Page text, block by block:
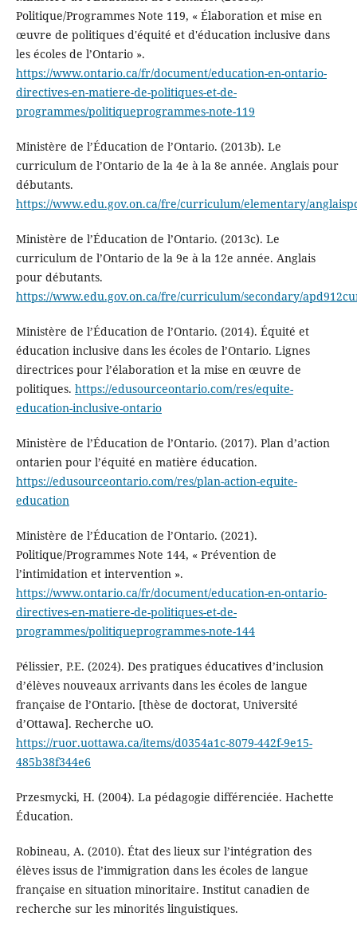
Politique/Programmes Note 119, « Élaboration et mise en
œuvre de politiques d'équité et d'éducation inclusive dans
les écoles de l’Ontario ».
https://www.ontario.ca/fr/document/education-en-ontario-
directives-en-matiere-de-politiques-et-de-
programmes/politiqueprogrammes-note-119
Ministère de l’Éducation de l’Ontario. (2013b). Le
curriculum de l’Ontario de la 4e à la 8e année. Anglais pour
débutants.
https://www.edu.gov.on.ca/fre/curriculum/elementary/
Ministère de l’Éducation de l’Ontario. (2013c). Le
curriculum de l’Ontario de la 9e à la 12e année. Anglais
pour débutants.
https://www.edu.gov.on.ca/fre/curriculum/secondary/
Ministère de l’Éducation de l’Ontario. (2014). Équité et
éducation inclusive dans les écoles de l’Ontario. Lignes
directrices pour l’élaboration et la mise en œuvre de
politiques. https://edusourceontario.com/res/equite-
education-inclusive-ontario
Ministère de l’Éducation de l’Ontario. (2017). Plan d’action
ontarien pour l’équité en matière éducation.
https://edusourceontario.com/res/plan-action-equite-
education
Ministère de l’Éducation de l’Ontario. (2021).
Politique/Programmes Note 144, « Prévention de
l’intimidation et intervention ».
https://www.ontario.ca/fr/document/education-en-ontario-
directives-en-matiere-de-politiques-et-de-
programmes/politiqueprogrammes-note-144
Pélissier, P.E. (2024). Des pratiques éducatives d’inclusion
d’élèves nouveaux arrivants dans les écoles de langue
française de l’Ontario. [thèse de doctorat, Université
d’Ottawa]. Recherche uO.
https://ruor.uottawa.ca/items/d0354a1c-8079-442f-9e15-
485b38f344e6
Przesmycki, H. (2004). La pédagogie différenciée. Hachette
Éducation.
Robineau, A. (2010). État des lieux sur l’intégration des
élèves issus de l’immigration dans les écoles de langue
française en situation minoritaire. Institut canadien de
recherche sur les minorités linguistiques.